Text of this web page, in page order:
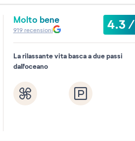
Molto bene 4.3/
919recensioni
La rilassante vita basca a due passi
dall'oceano